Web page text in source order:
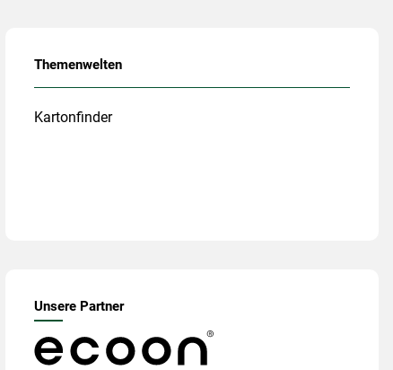
Themenwelten
Kartonfinder
Unsere Partner